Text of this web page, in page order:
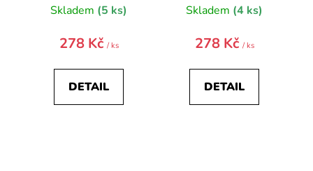
Skladem (5 ks)
278 Kč / ks
DETAIL
Skladem (4 ks)
278 Kč / ks
DETAIL